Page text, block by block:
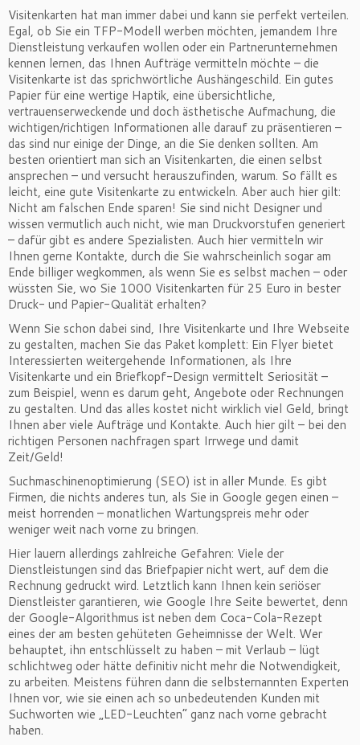
Visitenkarten hat man immer dabei und kann sie perfekt verteilen.
Egal, ob Sie ein TFP-Modell werben möchten, jemandem Ihre
Dienstleistung verkaufen wollen oder ein Partnerunternehmen
kennen lernen, das Ihnen Aufträge vermitteln möchte – die
Visitenkarte ist das sprichwörtliche Aushängeschild. Ein gutes
Papier für eine wertige Haptik, eine übersichtliche,
vertrauenserweckende und doch ästhetische Aufmachung, die
wichtigen/richtigen Informationen alle darauf zu präsentieren –
das sind nur einige der Dinge, an die Sie denken sollten. Am
besten orientiert man sich an Visitenkarten, die einen selbst
ansprechen – und versucht herauszufinden, warum. So fällt es
leicht, eine gute Visitenkarte zu entwickeln. Aber auch hier gilt:
Nicht am falschen Ende sparen! Sie sind nicht Designer und
wissen vermutlich auch nicht, wie man Druckvorstufen generiert
– dafür gibt es andere Spezialisten. Auch hier vermitteln wir
Ihnen gerne Kontakte, durch die Sie wahrscheinlich sogar am
Ende billiger wegkommen, als wenn Sie es selbst machen – oder
wüssten Sie, wo Sie 1000 Visitenkarten für 25 Euro in bester
Druck- und Papier-Qualität erhalten?
Wenn Sie schon dabei sind, Ihre Visitenkarte und Ihre Webseite
zu gestalten, machen Sie das Paket komplett: Ein Flyer bietet
Interessierten weitergehende Informationen, als Ihre
Visitenkarte und ein Briefkopf-Design vermittelt Seriosität –
zum Beispiel, wenn es darum geht, Angebote oder Rechnungen
zu gestalten. Und das alles kostet nicht wirklich viel Geld, bringt
Ihnen aber viele Aufträge und Kontakte. Auch hier gilt – bei den
richtigen Personen nachfragen spart Irrwege und damit
Zeit/Geld!
Suchmaschinenoptimierung (SEO) ist in aller Munde. Es gibt
Firmen, die nichts anderes tun, als Sie in Google gegen einen –
meist horrenden – monatlichen Wartungspreis mehr oder
weniger weit nach vorne zu bringen.
Hier lauern allerdings zahlreiche Gefahren: Viele der
Dienstleistungen sind das Briefpapier nicht wert, auf dem die
Rechnung gedruckt wird. Letztlich kann Ihnen kein seriöser
Dienstleister garantieren, wie Google Ihre Seite bewertet, denn
der Google-Algorithmus ist neben dem Coca-Cola-Rezept
eines der am besten gehüteten Geheimnisse der Welt. Wer
behauptet, ihn entschlüsselt zu haben – mit Verlaub – lügt
schlichtweg oder hätte definitiv nicht mehr die Notwendigkeit,
zu arbeiten. Meistens führen dann die selbsternannten Experten
Ihnen vor, wie sie einen ach so unbedeutenden Kunden mit
Suchworten wie „LED-Leuchten“ ganz nach vorne gebracht
haben.